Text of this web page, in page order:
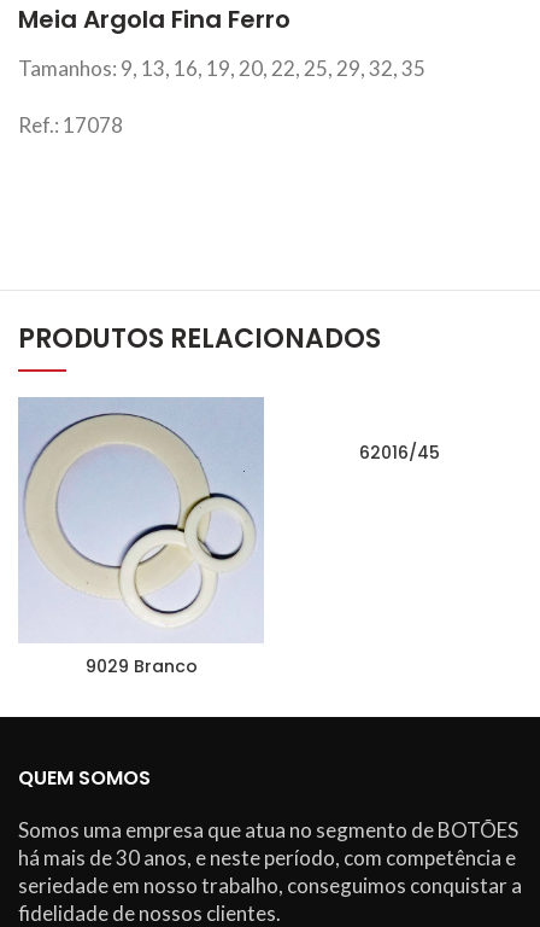
Meia Argola Fina Ferro
Tamanhos: 9, 13, 16, 19, 20, 22, 25, 29, 32, 35
Ref.: 17078
PRODUTOS RELACIONADOS
9029 Branco
62016/45
QUEM SOMOS
Somos uma empresa que atua no segmento de BOTÕES
há mais de 30 anos, e neste período, com competência e
seriedade em nosso trabalho, conseguimos conquistar a
fidelidade de nossos clientes.